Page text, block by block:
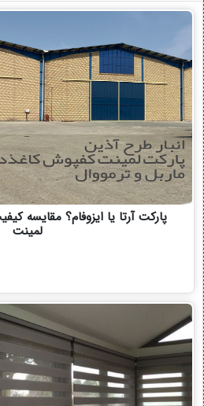
پارکت آرتا یا ایزوفام؟ مقایسه
لمینت